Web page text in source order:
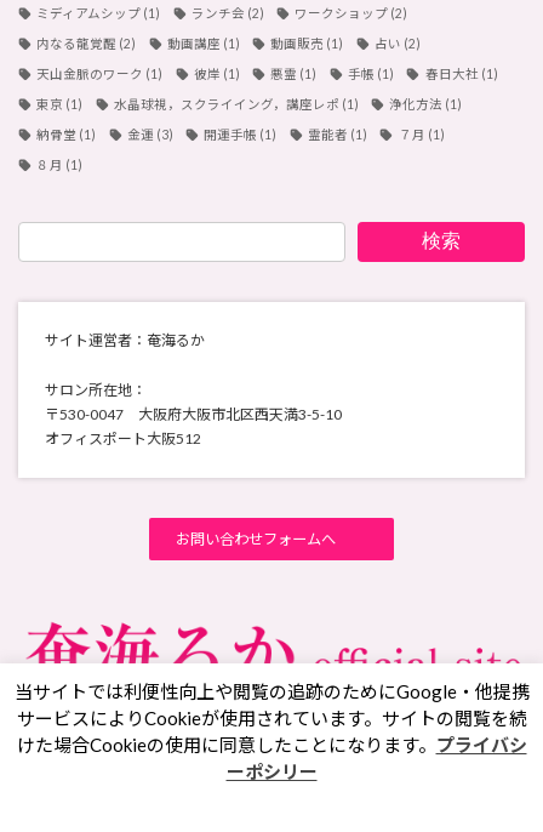
ミディアムシップ (1) ランチ会 (2) ワークショップ (2)
内なる龍覚醒 (2) 動画講座 (1) 動画販売 (1) 占い (2)
天山金脈のワーク (1) 彼岸 (1) 悪霊 (1) 手帳 (1) 春日大社 (1)
東京 (1) 水晶球視，スクライイング，講座レポ (1) 浄化方法 (1)
納骨堂 (1) 金運 (3) 開運手帳 (1) 霊能者 (1) ７月 (1)
８月 (1)
検索
サイト運営者：奄海るか
サロン所在地：
〒530-0047 大阪府大阪市北区西天満3-5-10
オフィスポート大阪512
お問い合わせフォームへ
Facebook
X YouTube
Instagram
当サイトでは利便性向上や閲覧の追跡のためにGoogle・他提携
サービスによりCookieが使用されています。サイトの閲覧を続
けた場合Cookieの使用に同意したことになります。 プライバシ
ーポシリー